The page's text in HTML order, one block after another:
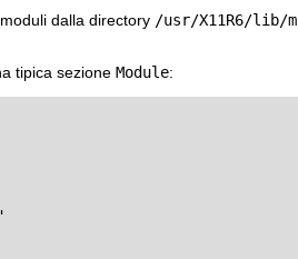
dalla directory /usr/X11R6/lib/
tipica sezione Module: